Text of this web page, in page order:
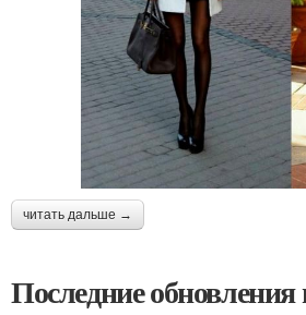
читать дальше →
Последние обновления